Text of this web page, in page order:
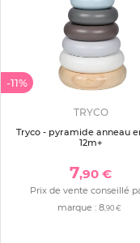
-11%
TRYCO
Tryco - pyramide anneau
12m+
7,90 €
Prix de vente conseillé
marque : 8,90 €